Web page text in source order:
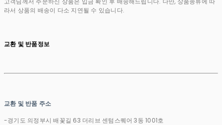
라서 상품의 배송이 다소 지연될 수 있습니다.
교환 및 반품정보
교환 및 반품 주소
-경기도 의정부시 배꽃길 63 더리브 센텀스퀘어 3동 1001호